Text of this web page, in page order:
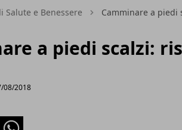
Salute e Benessere Camminare a piedi
a piedi scalzi:
08/2018
Whatsapp